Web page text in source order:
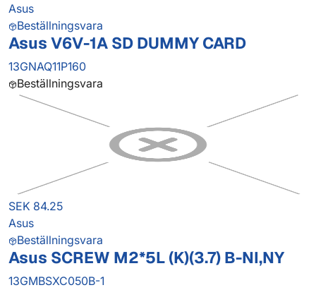
Asus
Beställningsvara
Asus V6V-1A SD DUMMY CARD
13GNAQ11P160
Beställningsvara
SEK 84.25
Asus
Beställningsvara
Asus SCREW M2*5L (K)(3.7) B-NI,NY
13GMBSXC050B-1